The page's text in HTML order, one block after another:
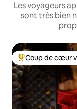
Les voyageurs
sont très bien
Coups de cœur
Coup de cœur